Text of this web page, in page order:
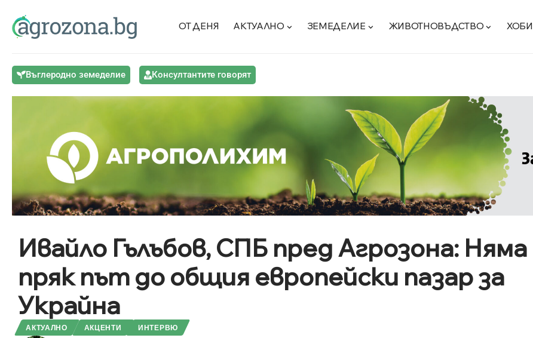
ОТ ДЕНЯ АКТУАЛНО ЗЕМЕДЕЛИЕ ЖИВОТНОВЪДСТВО ХОБИ
Въглеродно земеделие Консултантите говорят
Ивайло Гълъбов, СПБ пред Агрозона: Няма
пряк път до общия европейски пазар за
Украйна
АКТУАЛНО АКЦЕНТИ ИНТЕРВЮ